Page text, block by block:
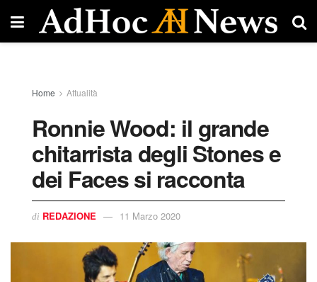
Home Attualità
Ronnie Wood: il grande
chitarrista degli Stones e
dei Faces si racconta
di REDAZIONE 11 Marzo 2020